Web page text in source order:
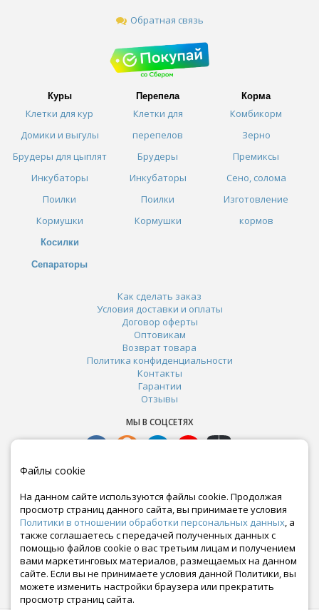
Обратная связь
Куры
Клетки для кур
Домики и выгулы
Брудеры для цыплят
Инкубаторы
Поилки
Кормушки
Косилки
Сепараторы
Перепела
Клетки для
перепелов
Брудеры
Инкубаторы
Поилки
Кормушки
Корма
Комбикорм
Зерно
Премиксы
Сено, солома
Изготовление
кормов
Как сделать заказ
Условия доставки и оплаты
Договор оферты
Оптовикам
Возврат товара
Политика конфиденциальности
Контакты
Гарантии
Отзывы
МЫ В СОЦСЕТЯХ
Почта:
crazy-ferma@yandex.ru
Файлы cookie
На данном сайте используются файлы cookie. Продолжая
просмотр страниц данного сайта, вы принимаете условия
Политики в отношении обработки персональных данных, а
также соглашаетесь с передачей полученных данных с
помощью файлов cookie о вас третьим лицам и получением
вами маркетинговых материалов, размещаемых на данном
сайте. Если вы не принимаете условия данной Политики, вы
можете изменить настройки браузера или прекратить
просмотр страниц сайта.